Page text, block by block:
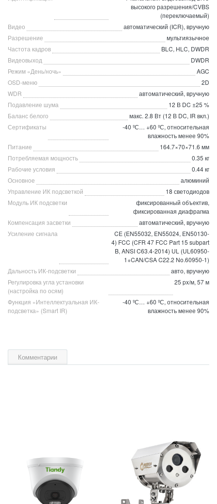
высокого разрешения/CVBS
(переключаемый)
Видео
автоматический (ICR), вручную
Разрешение
мультиязычное
Частота кадров
BLC, HLC, DWDR
Видеовыход
DWDR
Режим «День/ночь»
AGC
OSD-меню
2D
WDR
автоматический, вручную
Подавление шума
12 В DC ±25 %
Баланс белого
макс. 2.8 Вт (12 В DC, IR вкл.)
Сертификаты
-40 ºС… +60 ºС, относительная
влажность менее 90%
Питание
164.7×70×71.6 мм
Потребляемая мощность
0.35 кг
Рабочие условия
0.44 кг
Основное
алюминий
Управление ИК подсветкой
18 светодиодов
Модуль ИК подсветки
фиксированный объектив,
фиксированная диафрагма
Компенсация засветки
автоматический, вручную
Усиление сигнала
CE (EN55032, EN55024, EN50130-
4) FCC (CFR 47 FCC Part 15 subpart
B, ANSI C63.4-2014) UL (UL60950-
1+CAN/CSA C22.2 No.60950-1)
Дальность ИК-подсветки
авто, вручную
Регулировка угла установки
(настройка по осям)
25 px/м, 57 м
Функция «Интеллектуальная ИК-
подсветка» (Smart IR)
-40 ºС… +60 ºС, относительная
влажность менее 90%
Комментарии